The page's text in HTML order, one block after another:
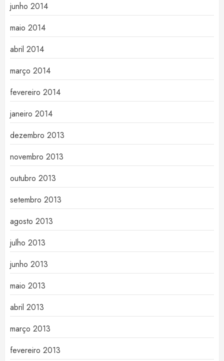
junho 2014
maio 2014
abril 2014
março 2014
fevereiro 2014
janeiro 2014
dezembro 2013
novembro 2013
outubro 2013
setembro 2013
agosto 2013
julho 2013
junho 2013
maio 2013
abril 2013
março 2013
fevereiro 2013